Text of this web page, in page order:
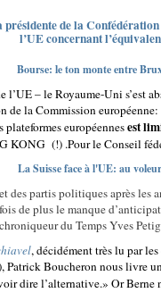
de la
l’UE concernant
Bourse: le ton monte entre
l’UE – le Royaume-Uni s’est
la Commission européenne:
plateformes européennesest
KONG (!) .Pour le Conseil
La Suisse face à l'UE: au
des partis politiques après les
de plus le manque
du Temps Yves
, décidément très lu par
Patrick Boucheron nous livre
dire l’alternative.» Or Berne